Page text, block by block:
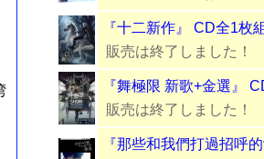
『十二新作』 CD全1枚
販売は終了しました！
『舞極限 新歌+金選』
販売は終了しました！
『那些和我們打過招呼